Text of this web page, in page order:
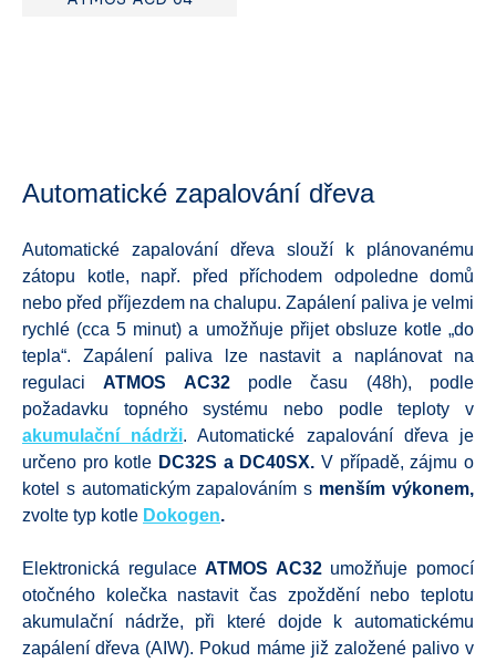
Automatické zapalování dřeva
Automatické zapalování dřeva slouží k plánovanému
zátopu kotle, např. před příchodem odpoledne domů
nebo před příjezdem na chalupu. Zapálení paliva je velmi
rychlé (cca 5 minut) a umožňuje přijet obsluze kotle „do
tepla“. Zapálení paliva lze nastavit a naplánovat na
regulaciATMOS AC32podle času (48h), podle
požadavku topného systému nebo podle teploty v
akumulační nádrži. Automatické zapalování dřeva je
určeno pro kotle DC32S a DC40SX. V případě, zájmu o
kotel s automatickým zapalováním s menším výkonem,
zvolte typ kotle Dokogen.
Elektronická regulaceATMOS AC32umožňuje pomocí
otočného kolečka nastavit čas zpoždění nebo teplotu
akumulační nádrže, při které dojde k automatickému
zapálení dřeva (AIW). Pokud máme již založené palivo v